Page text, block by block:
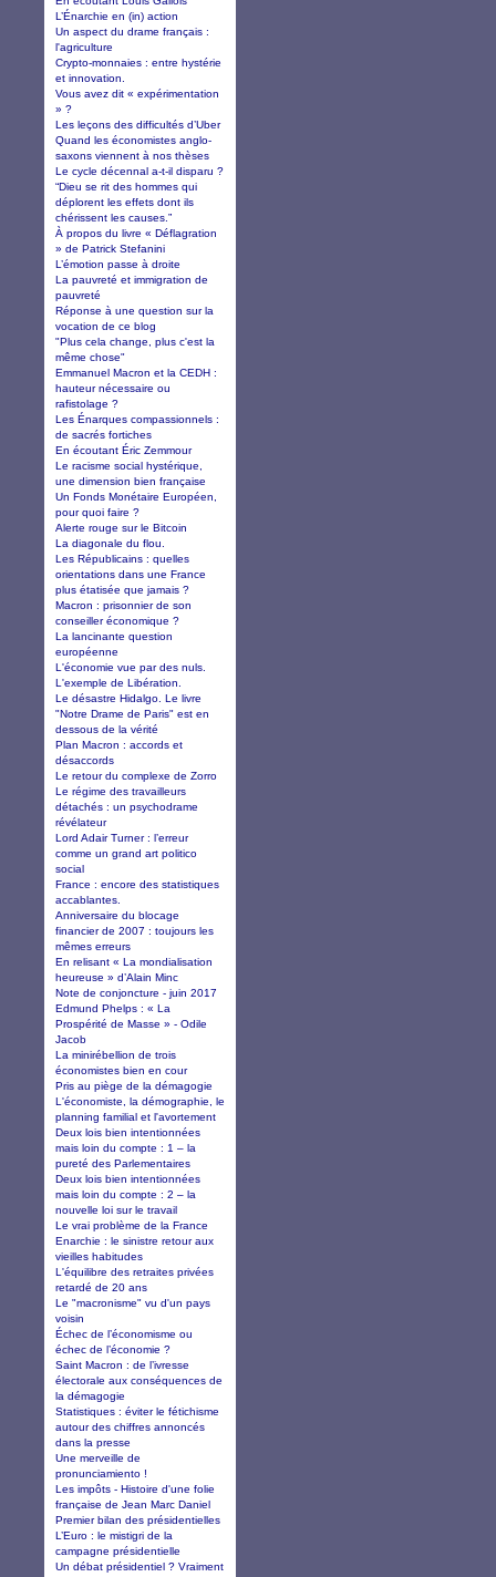
L’Énarchie en (in) action
Un aspect du drame français :
l'agriculture
Crypto-monnaies : entre hystérie
et innovation.
Vous avez dit « expérimentation
» ?
Les leçons des difficultés d’Uber
Quand les économistes anglo-
saxons viennent à nos thèses
Le cycle décennal a-t-il disparu ?
“Dieu se rit des hommes qui
déplorent les effets dont ils
chérissent les causes.”
À propos du livre « Déflagration
» de Patrick Stefanini
L’émotion passe à droite
La pauvreté et immigration de
pauvreté
Réponse à une question sur la
vocation de ce blog
"Plus cela change, plus c'est la
même chose"
Emmanuel Macron et la CEDH :
hauteur nécessaire ou
rafistolage ?
Les Énarques compassionnels :
de sacrés fortiches
En écoutant Éric Zemmour
Le racisme social hystérique,
une dimension bien française
Un Fonds Monétaire Européen,
pour quoi faire ?
Alerte rouge sur le Bitcoin
La diagonale du flou.
Les Républicains : quelles
orientations dans une France
plus étatisée que jamais ?
Macron : prisonnier de son
conseiller économique ?
La lancinante question
européenne
L'économie vue par des nuls.
L'exemple de Libération.
Le désastre Hidalgo. Le livre
"Notre Drame de Paris" est en
dessous de la vérité
Plan Macron : accords et
désaccords
Le retour du complexe de Zorro
Le régime des travailleurs
détachés : un psychodrame
révélateur
Lord Adair Turner : l’erreur
comme un grand art politico
social
France : encore des statistiques
accablantes.
Anniversaire du blocage
financier de 2007 : toujours les
mêmes erreurs
En relisant « La mondialisation
heureuse » d’Alain Minc
Note de conjoncture - juin 2017
Edmund Phelps : « La
Prospérité de Masse » - Odile
Jacob
La minirébellion de trois
économistes bien en cour
Pris au piège de la démagogie
L'économiste, la démographie, le
planning familial et l'avortement
Deux lois bien intentionnées
mais loin du compte : 1 – la
pureté des Parlementaires
Deux lois bien intentionnées
mais loin du compte : 2 – la
nouvelle loi sur le travail
Le vrai problème de la France
Enarchie : le sinistre retour aux
vieilles habitudes
L'équilibre des retraites privées
retardé de 20 ans
Le "macronisme" vu d'un pays
voisin
Échec de l’économisme ou
échec de l’économie ?
Saint Macron : de l’ivresse
électorale aux conséquences de
la démagogie
Statistiques : éviter le fétichisme
autour des chiffres annoncés
dans la presse
Une merveille de
pronunciamiento !
Les impôts - Histoire d'une folie
française de Jean Marc Daniel
Premier bilan des présidentielles
L’Euro : le mistigri de la
campagne présidentielle
Un débat présidentiel ? Vraiment